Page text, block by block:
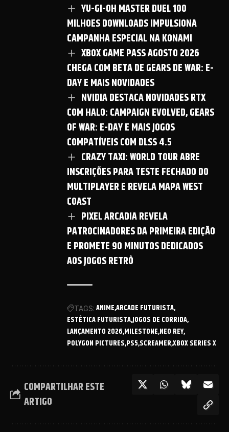
YU-GI-OH MASTER DUEL 100
MILHOES DOWNLOADS IMPULSIONA
CAMPANHA ESPECIAL NA KONAMI
XBOX GAME PASS AGOSTO 2026
CHEGA COM BETA DE GEARS DE WAR: E-
DAY E MAIS NOVIDADES
NVIDIA DESTACA NOVIDADES RTX
COM HALO: CAMPAIGN EVOLVED, GEARS
OF WAR: E-DAY E MAIS JOGOS
COMPATÍVEIS COM DLSS 4.5
CRAZY TAXI: WORLD TOUR ABRE
INSCRIÇÕES PARA TESTE FECHADO DO
MULTIPLAYER E REVELA MAPA WEST
COAST
PIXEL ARCADIA REVELA
PATROCINADORES DA PRIMEIRA EDIÇÃO
E PROMETE 90 MINUTOS DEDICADOS
AOS JOGOS RETRÔ
TAGS: ANIMEARCADE FUTURISTA
ESTÉTICA FUTURISTAJOGOS DE CORRIDA
LANÇAMENTO 2026 MILESTONE NEO REY
POLYGON PICTURES PS5 SCREAMERXBOX SERIES X
COMPARTILHAR ESTE
ARTIGO